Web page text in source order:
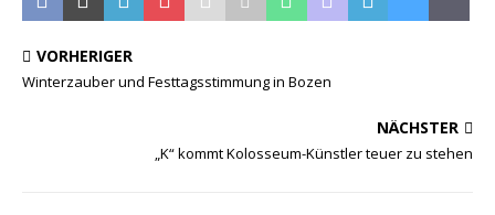
VORHERIGER
Winterzauber und Festtagsstimmung in Bozen
NÄCHSTER
„K“ kommt Kolosseum-Künstler teuer zu stehen